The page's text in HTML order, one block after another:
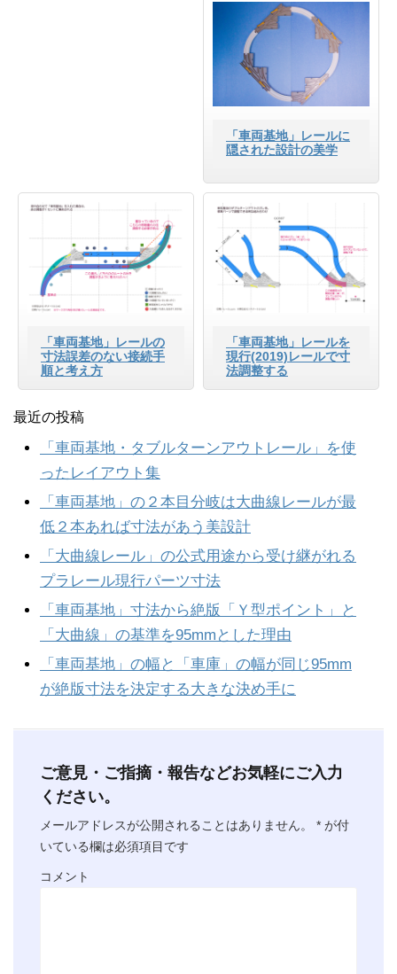
「車両基地」レールに
隠された設計の美学
「車両基地」レールの
寸法誤差のない接続手
順と考え方
「車両基地」レールを
現行(2019)レールで寸
法調整する
最近の投稿
「車両基地・タブルターンアウトレール」を使
ったレイアウト集
「車両基地」の２本目分岐は大曲線レールが最
低２本あれば寸法があう美設計
「大曲線レール」の公式用途から受け継がれる
プラレール現行パーツ寸法
「車両基地」寸法から絶版「Ｙ型ポイント」と
「大曲線」の基準を95mmとした理由
「車両基地」の幅と「車庫」の幅が同じ95mm
が絶版寸法を決定する大きな決め手に
ご意見・ご指摘・報告などお気軽にご入力
ください。
メールアドレスが公開されることはありません。 * が付
いている欄は必須項目です
コメント